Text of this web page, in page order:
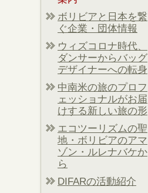
ボリビアと日本を繋
ぐ企業・団体情報
ウィズコロナ時代、
ダンサーからバッグ
デザイナーへの転身
中南米の旅のプロフ
ェッショナルがお届
けする新しい旅の形
エコツーリズムの聖
地・ボリビアのアマ
ゾン・ルレナバケか
ら
DIFARの活動紹介